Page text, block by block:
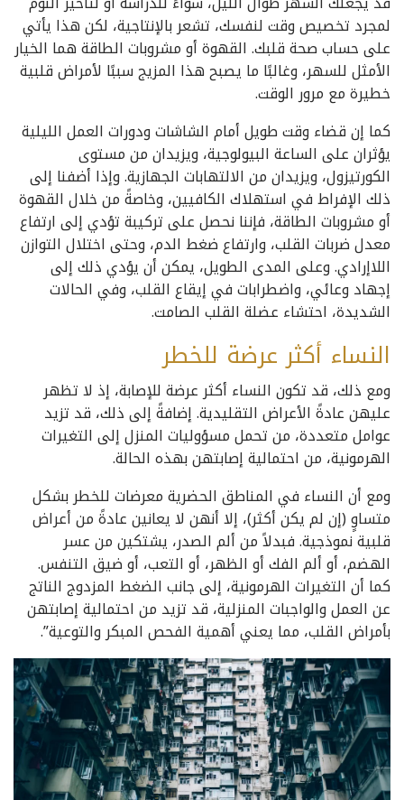
لمجرد تخصيص وقت لنفسك، تشعر بالإنتاجية، لكن هذا يأتي
على حساب صحة قلبك. القهوة أو مشروبات الطاقة هما الخيار
الأمثل للسهر، وغالبًا ما يصبح هذا المزيج سببًا لأمراض قلبية
خطيرة مع مرور الوقت.
كما إن قضاء وقت طويل أمام الشاشات ودورات العمل الليلية
يؤثران على الساعة البيولوجية، ويزيدان من مستوى
الكورتيزول، ويزيدان من الالتهابات الجهازية. وإذا أضفنا إلى
ذلك الإفراط في استهلاك الكافيين، وخاصةً من خلال القهوة
أو مشروبات الطاقة، فإننا نحصل على تركيبة تؤدي إلى ارتفاع
معدل ضربات القلب، وارتفاع ضغط الدم، وحتى اختلال التوازن
اللاإرادي. وعلى المدى الطويل، يمكن أن يؤدي ذلك إلى
إجهاد وعائي، واضطرابات في إيقاع القلب، وفي الحالات
الشديدة، احتشاء عضلة القلب الصامت.
النساء أكثر عرضة للخطر
ومع ذلك، قد تكون النساء أكثر عرضة للإصابة، إذ لا تظهر
عليهن عادةً الأعراض التقليدية. إضافةً إلى ذلك، قد تزيد
عوامل متعددة، من تحمل مسؤوليات المنزل إلى التغيرات
الهرمونية، من احتمالية إصابتهن بهذه الحالة.
ومع أن النساء في المناطق الحضرية معرضات للخطر بشكل
متساوٍ (إن لم يكن أكثر)، إلا أنهن لا يعانين عادةً من أعراض
قلبية نموذجية. فبدلاً من ألم الصدر، يشتكين من عسر
الهضم، أو ألم الفك أو الظهر، أو التعب، أو ضيق التنفس.
كما أن التغيرات الهرمونية، إلى جانب الضغط المزدوج الناتج
عن العمل والواجبات المنزلية، قد تزيد من احتمالية إصابتهن
بأمراض القلب، مما يعني أهمية الفحص المبكر والتوعية”.